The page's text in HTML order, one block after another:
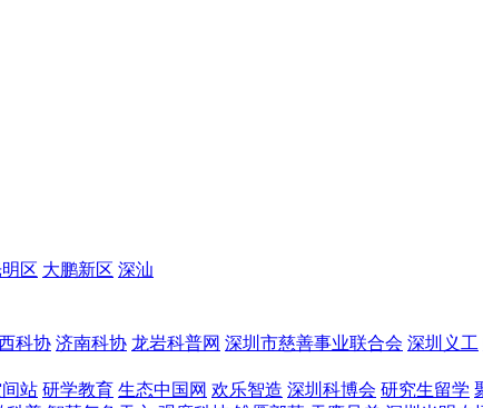
区 大鹏新区 深汕
科协 济南科协 龙岩科普网 深圳市慈善事业联合会 深圳义工
站 研学教育 生态中国网 欢乐智造 深圳科博会 研究生留学